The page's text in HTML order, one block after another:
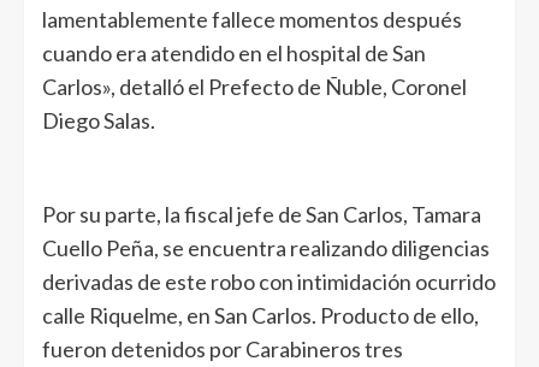
lamentablemente fallece momentos después
cuando era atendido en el hospital de San
Carlos», detalló el Prefecto de Ñuble, Coronel
Diego Salas.
Por su parte, la fiscal jefe de San Carlos, Tamara
Cuello Peña, se encuentra realizando diligencias
derivadas de este robo con intimidación ocurrido
calle Riquelme, en San Carlos. Producto de ello,
fueron detenidos por Carabineros tres